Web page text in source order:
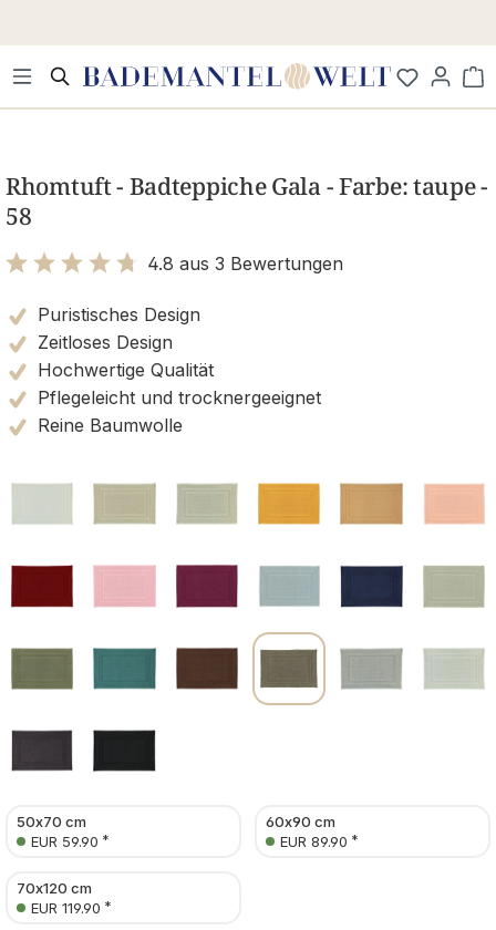
Rhomtuft - Badteppiche Gala - Farbe: taupe -
58
4.8 aus 3 Bewertungen
Puristisches Design
Zeitloses Design
Hochwertige Qualität
Pflegeleicht und trocknergeeignet
Reine Baumwolle
50x70 cm
EUR 59.90 *
60x90 cm
EUR 89.90 *
70x120 cm
EUR 119.90 *